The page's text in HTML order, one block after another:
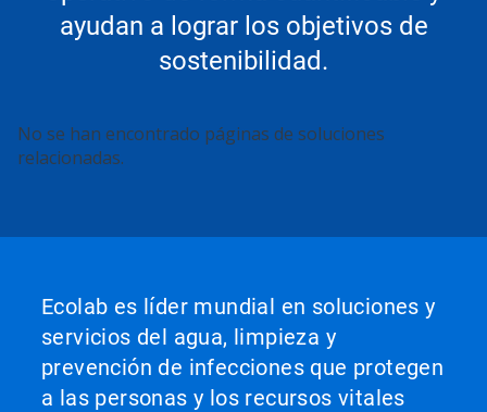
ayudan a lograr los objetivos de
sostenibilidad.
Esto
es
los
Anterior
para
salte
No se han encontrado páginas de soluciones
relacionadas.
Ecolab es líder mundial en soluciones y
servicios del agua, limpieza y
prevención de infecciones que protegen
a las personas y los recursos vitales